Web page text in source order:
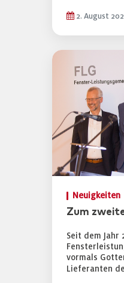
2. August
Neuigkeiten
Zum
Seit dem Jahr
vormals
Lieferanten